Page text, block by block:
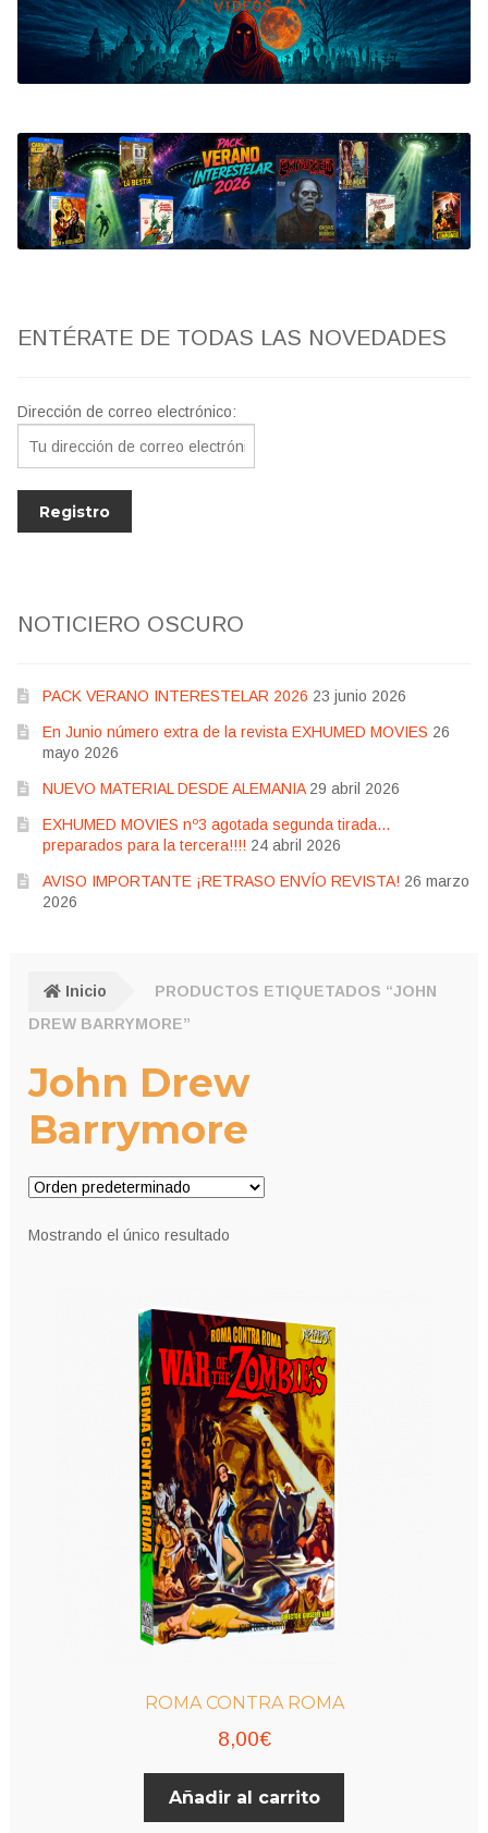
Bluray
Clasificada S
artwork
fantaterror
Jesús Franco
ENTÉRATE DE TODAS LAS NOVEDADES
Dirección de correo electrónico:
NOTICIERO OSCURO
PACK VERANO INTERESTELAR 2026 23 junio 2026
En Junio número extra de la revista EXHUMED MOVIES 26
mayo 2026
NUEVO MATERIAL DESDE ALEMANIA 29 abril 2026
EXHUMED MOVIES nº3 agotada segunda tirada…
preparados para la tercera!!!! 24 abril 2026
AVISO IMPORTANTE ¡RETRASO ENVÍO REVISTA! 26 marzo
2026
Inicio
PRODUCTOS ETIQUETADOS “JOHN
DREW BARRYMORE”
John Drew
Barrymore
Mostrando el único resultado
ROMA CONTRA ROMA
8,00€
Añadir al carrito